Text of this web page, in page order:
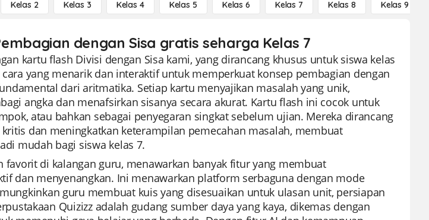
Kelas 2 Kelas 3 Kelas 4 Kelas 5 Kelas 6 Kelas 7 Kelas 8 Kelas 9
dengan Sisa gratis seharga Kelas 7
kartu flash Divisi dengan Sisa kami, yang dirancang khusus untuk siswa kelas
yang menarik dan interaktif untuk memperkuat konsep pembagian dengan
dari aritmatika. Setiap kartu menyajikan masalah yang unik,
angka dan menafsirkan sisanya secara akurat. Kartu flash ini cocok untuk
atau bahkan sebagai penyegaran singkat sebelum ujian. Mereka dirancang
dan meningkatkan keterampilan pemecahan masalah, membuat
mudah bagi siswa kelas 7.
favorit di kalangan guru, menawarkan banyak fitur yang membuat
dan menyenangkan. Ini menawarkan platform serbaguna dengan mode
guru membuat kuis yang disesuaikan untuk ulasan unit, persiapan
Quizizz adalah gudang sumber daya yang kaya, dikemas dengan